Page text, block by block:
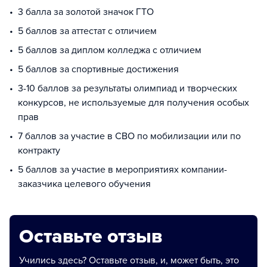
3 балла за золотой значок ГТО
5 баллов за аттестат с отличием
5 баллов за диплом колледжа с отличием
5 баллов за спортивные достижения
3-10 баллов за результаты олимпиад и творческих
конкурсов, не используемые для получения особых
прав
7 баллов за участие в СВО по мобилизации или по
контракту
5 баллов за участие в мероприятиях компании-
заказчика целевого обучения
Оставьте отзыв
Учились здесь? Оставьте отзыв, и, может быть, это